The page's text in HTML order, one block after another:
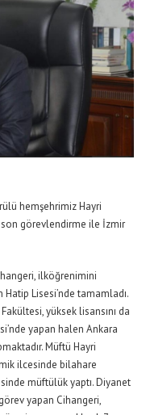
hemşehrimiz Hayri
son görevlendirme ile İzmir
ilköğrenimini
Lisesi’nde tamamladı.
yüksek lisansını da
yapan halen Ankara
Müftü Hayri
ilcesinde bilahare
müftülük yaptı. Diyanet
yapan Cihangeri,